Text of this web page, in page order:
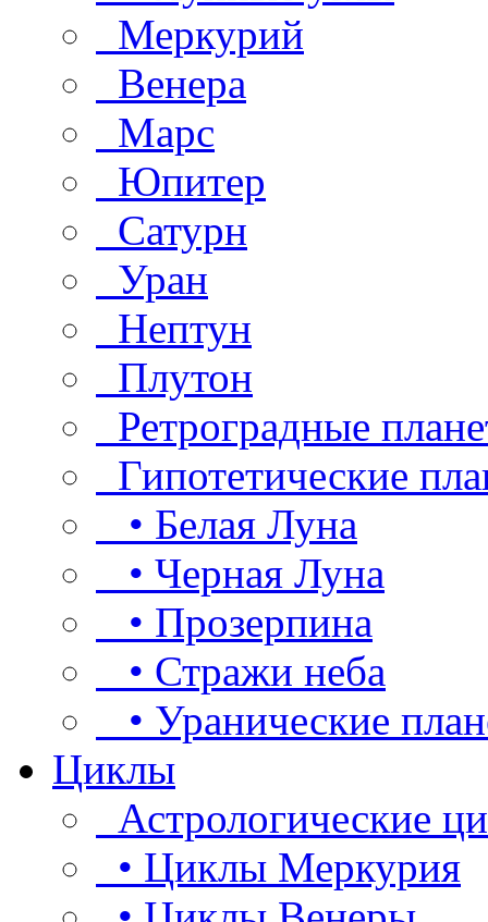
Меркурий
Венера
Марс
Юпитер
Сатурн
Уран
Нептун
Плутон
Ретроградные
Гипотетические
• Белая Луна
• Черная Луна
• Прозерпина
• Стражи неба
• Уранические
Циклы
Астрологические
• Циклы Меркурия